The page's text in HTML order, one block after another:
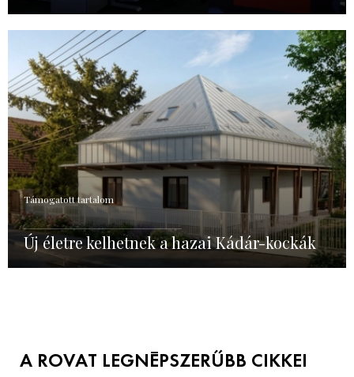
Támogatott tartalom
Új életre kelhetnek a hazai Kádár-kockák
A ROVAT LEGNÉPSZERŰBB CIKKEI